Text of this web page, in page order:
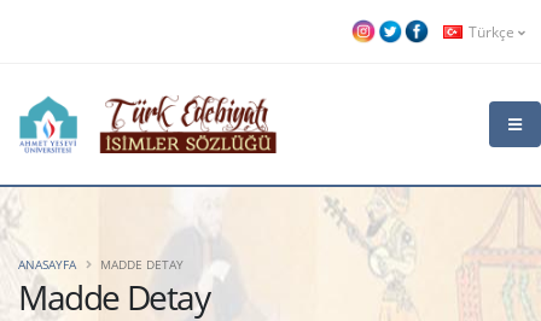
Türkçe
Madde Detay
ANASAYFA MADDE DETAY